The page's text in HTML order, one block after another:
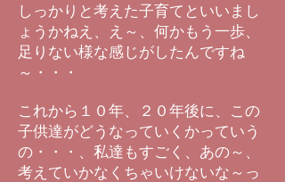
しっかりと考えた子育てといいまし
ょうかねえ、え～、何かもう一歩、
足りない様な感じがしたんですね
～・・・
これから１０年、２０年後に、この
子供達がどうなっていくかっていう
の・・・、私達もすごく、あの～、
考えていかなくちゃいけないな～っ